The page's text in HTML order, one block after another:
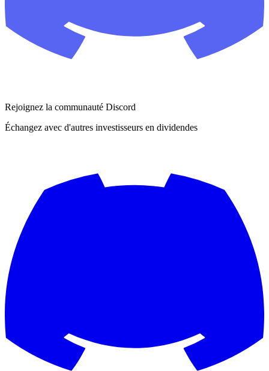
Rejoignez la communauté Discord
Échangez avec d'autres investisseurs en dividendes